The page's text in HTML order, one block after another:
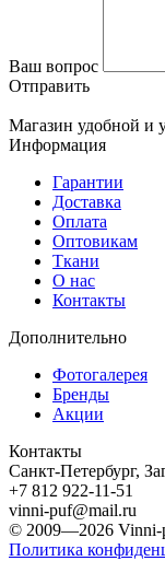
Ваш вопрос
Отправить
Магазин удобной и
Информация
Гарантии
Доставка
Оплата
Оптовикам
Ткани
О нас
Контакты
Дополнительно
Фотогалерея
Бренды
Акции
Контакты
Санкт-Петербург,
+7 812 922-11-51
vinni-puf@mail.ru
© 2009—2026 Vinni-
Политика